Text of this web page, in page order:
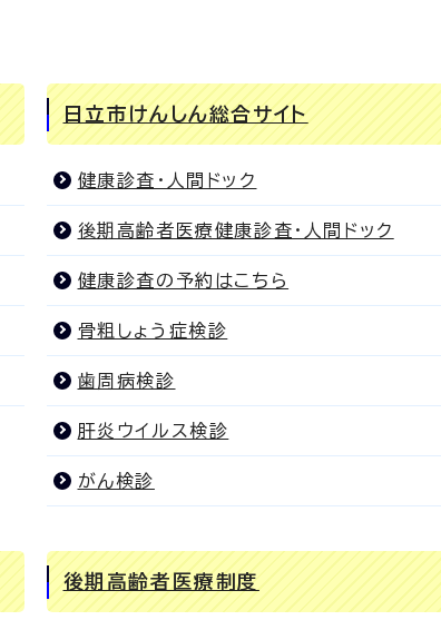
日立市けんしん総合サイト
健康診査・人間ドック
後期高齢者医療健康診査・人間ドック
健康診査の予約はこちら
骨粗しょう症検診
歯周病検診
肝炎ウイルス検診
がん検診
後期高齢者医療制度